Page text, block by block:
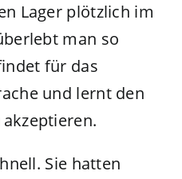
Lager plötzlich im
man so
für das
und lernt den
Sie hatten